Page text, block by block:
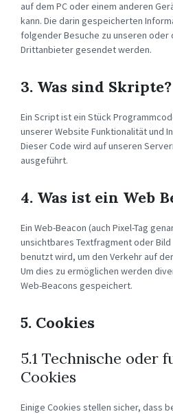
auf dem PC oder einem anderen
kann. Die darin gespeicherten
folgender Besuche zu unseren
Drittanbieter gesendet werden.
3. Was sind Skripte?
Ein Script ist ein Stück
unserer Website Funktionalität und
Dieser Code wird auf unseren
ausgeführt.
4. Was ist ein Web
Ein Web-Beacon (auch Pixel-Tag
unsichtbares Textfragment oder
benutzt wird, um den Verkehr auf
Um dies zu ermöglichen werden
Web-Beacons gespeichert.
5. Cookies
5.1 Technische oder
Cookies
Einige Cookies stellen sicher, dass